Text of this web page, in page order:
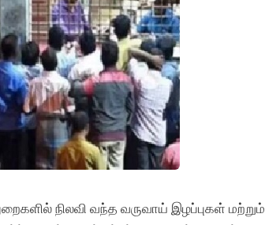
நிலவி வந்த வருவாய் இழப்புகள் மற்றும்